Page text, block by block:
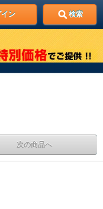
イン 検索
次の商品へ